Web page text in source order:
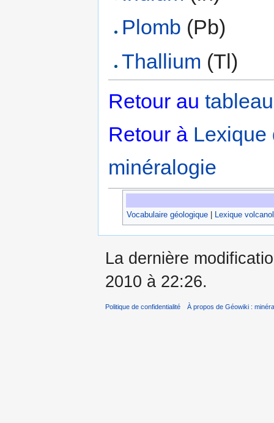
Plomb (Pb)
Thallium (Tl)
Retour au
Retour à Lexique
minéralogie
Vocabulaire géologique| Lexique
La dernière
2010 à 22:26.
Politique de confidentialité À propos de Géowiki :